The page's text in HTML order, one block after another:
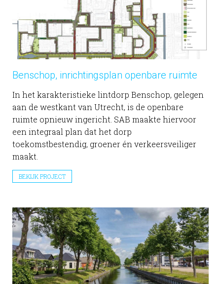
Benschop, inrichtingsplan openbare ruimte
In het karakteristieke lintdorp Benschop, gelegen
aan de westkant van Utrecht, is de openbare
ruimte opnieuw ingericht. SAB maakte hiervoor
een integraal plan dat het dorp
toekomstbestendig, groener én verkeersveiliger
maakt.
BEKIJK PROJECT